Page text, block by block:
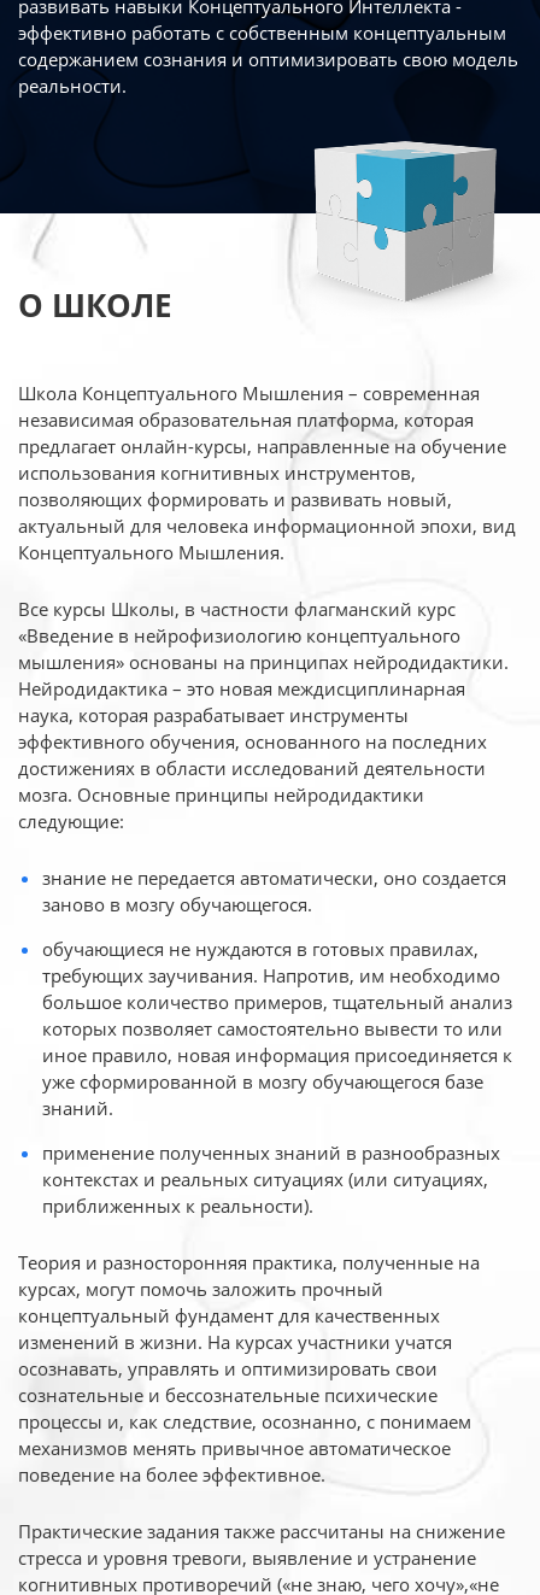
развивать навыки Концептуального Интеллекта -
эффективно работать с собственным концептуальным
содержанием сознания и оптимизировать свою модель
реальности.
О ШКОЛЕ
Школа Концептуального Мышления – современная
независимая образовательная платформа, которая
предлагает онлайн-курсы, направленные на обучение
использования когнитивных инструментов,
позволяющих формировать и развивать новый,
актуальный для человека информационной эпохи, вид
Концептуального Мышления.
Все курсы Школы, в частности флагманский курс
«Введение в нейрофизиологию концептуального
мышления» основаны на принципах нейродидактики.
Нейродидактика – это новая междисциплинарная
наука, которая разрабатывает инструменты
эффективного обучения, основанного на последних
достижениях в области исследований деятельности
мозга. Основные принципы нейродидактики
следующие:
знание не передается автоматически, оно создается
заново в мозгу обучающегося.
обучающиеся не нуждаются в готовых правилах,
требующих заучивания. Напротив, им необходимо
большое количество примеров, тщательный анализ
которых позволяет самостоятельно вывести то или
иное правило, новая информация присоединяется к
уже сформированной в мозгу обучающегося базе
знаний.
применение полученных знаний в разнообразных
контекстах и реальных ситуациях (или ситуациях,
приближенных к реальности).
Теория и разносторонняя практика, полученные на
курсах, могут помочь заложить прочный
концептуальный фундамент для качественных
изменений в жизни. На курсах участники учатся
осознавать, управлять и оптимизировать свои
сознательные и бессознательные психические
процессы и, как следствие, осознанно, с понимаем
механизмов менять привычное автоматическое
поведение на более эффективное.
Практические задания также рассчитаны на снижение
стресса и уровня тревоги, выявление и устранение
когнитивных противоречий («не знаю, чего хочу»,«не